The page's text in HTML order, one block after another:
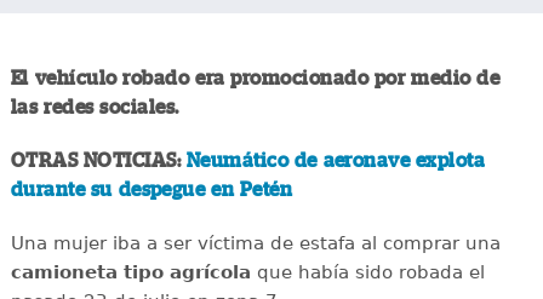
El vehículo robado era promocionado por medio de
las redes sociales.
OTRAS NOTICIAS:Neumático de aeronave explota
durante su despegue en Petén
Una mujer iba a ser víctima de estafa al comprar una
camioneta tipo agrícola que había sido robada el